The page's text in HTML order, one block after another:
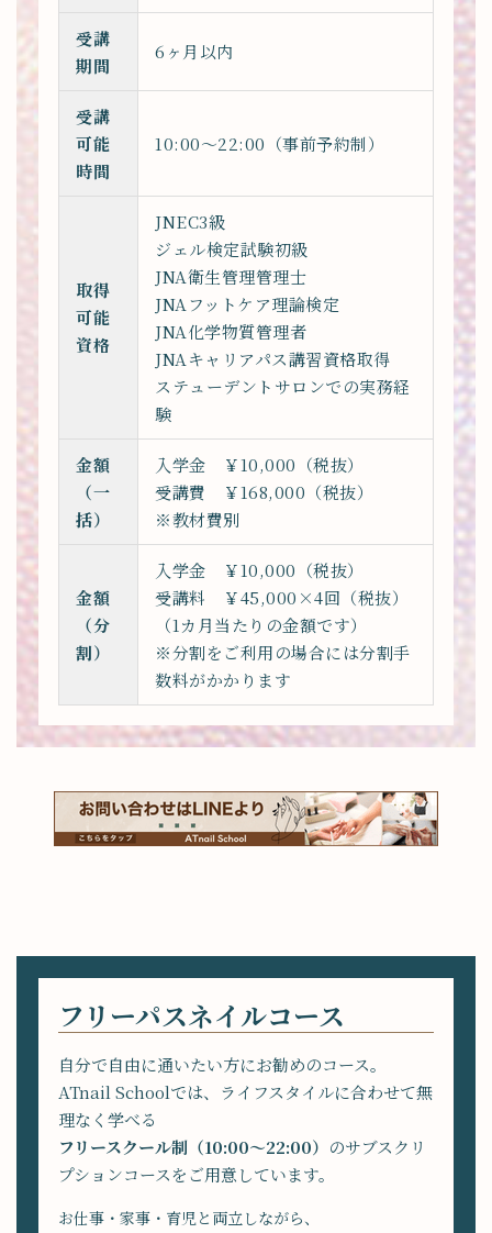
受講
期間
6ヶ月以内
受講
可能
時間
10:00〜22:00（事前予約制）
取得
可能
資格
JNEC3級
ジェル検定試験初級
JNA衛生管理管理士
JNAフットケア理論検定
JNA化学物質管理者
JNAキャリアパス講習資格取得
ステューデントサロンでの実務経
験
金額
（一
括）
入学金 ￥10,000（税抜）
受講費 ￥168,000（税抜）
※教材費別
金額
（分
割）
入学金 ￥10,000（税抜）
受講料 ￥45,000×4回（税抜）
（1カ月当たりの金額です）
※分割をご利用の場合には分割手
数料がかかります
フリーパスネイルコース
自分で自由に通いたい方にお勧めのコース。
ATnail Schoolでは、ライフスタイルに合わせて無
理なく学べる
フリースクール制（10:00〜22:00） のサブスクリ
プションコースをご用意しています。
お仕事・家事・育児と両立しながら、